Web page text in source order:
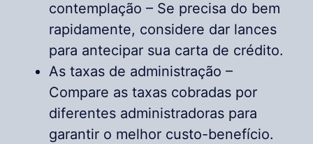
contemplação – Se precisa do bem
rapidamente, considere dar lances
para antecipar sua carta de crédito.
As taxas de administração –
Compare as taxas cobradas por
diferentes administradoras para
garantir o melhor custo-benefício.